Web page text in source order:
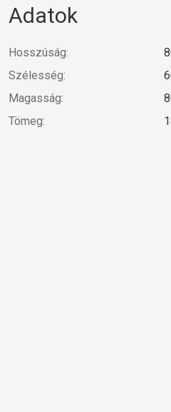
Adatok
Hosszúság:
Szélesség:
Magasság:
Tömeg: